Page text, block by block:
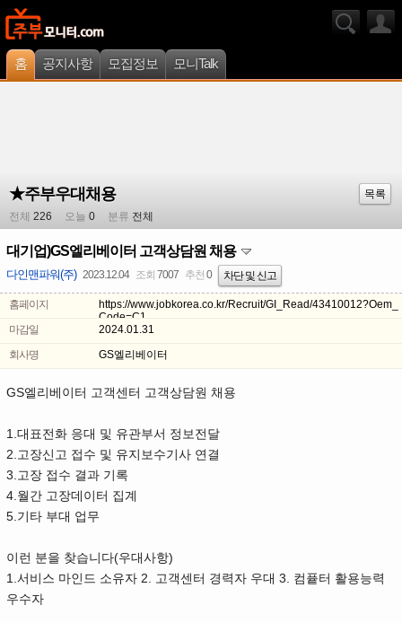
홈 공지사항 모집정보 모니Talk
★주부우대채용
목록
전체 226 오늘 0 분류 전체
대기업)GS엘리베이터 고객상담원 채용
다인맨파워(주) 2023.12.04 조회 7007 추천 0 차단 및 신고
홈페이지
https://www.jobkorea.co.kr/Recruit/GI_Read/43410012?Oem_
Code=C1
마감일
2024.01.31
회사명
GS엘리베이터
GS엘리베이터 고객센터 고객상담원 채용
1.대표전화 응대 및 유관부서 정보전달
2.고장신고 접수 및 유지보수기사 연결
3.고장 접수 결과 기록
4.월간 고장데이터 집계
5.기타 부대 업무
이런 분을 찾습니다(우대사항)
1.서비스 마인드 소유자 2. 고객센터 경력자 우대 3. 컴픁터 활용능력
우수자